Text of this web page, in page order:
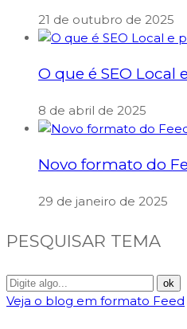
21 de outubro de 2025
O que é SEO Local
8 de abril de 2025
Novo formato do
29 de janeiro de 2025
PESQUISAR TEMA
Veja o blog em formato Feed